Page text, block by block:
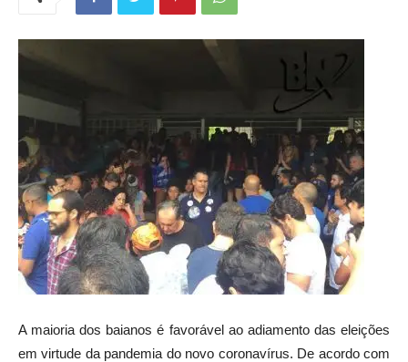
A maioria dos baianos é favorável ao adiamento das eleições
em virtude da pandemia do novo coronavírus. De acordo com